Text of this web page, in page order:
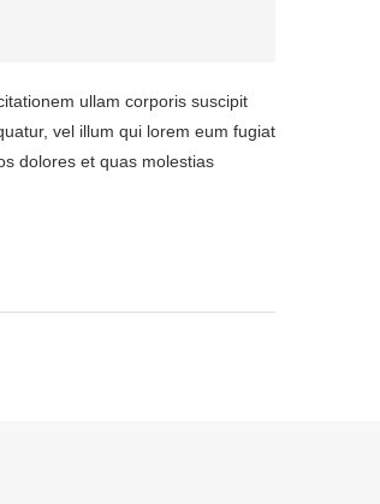
ullam corporis suscipit
vel illum qui lorem eum fugiat
dolores et quas molestias